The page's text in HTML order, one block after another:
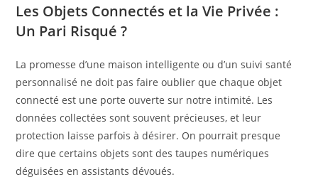
Les Objets Connectés et la Vie Privée :
Un Pari Risqué ?
La promesse d’une maison intelligente ou d’un suivi santé
personnalisé ne doit pas faire oublier que chaque objet
connecté est une porte ouverte sur notre intimité. Les
données collectées sont souvent précieuses, et leur
protection laisse parfois à désirer. On pourrait presque
dire que certains objets sont des taupes numériques
déguisées en assistants dévoués.